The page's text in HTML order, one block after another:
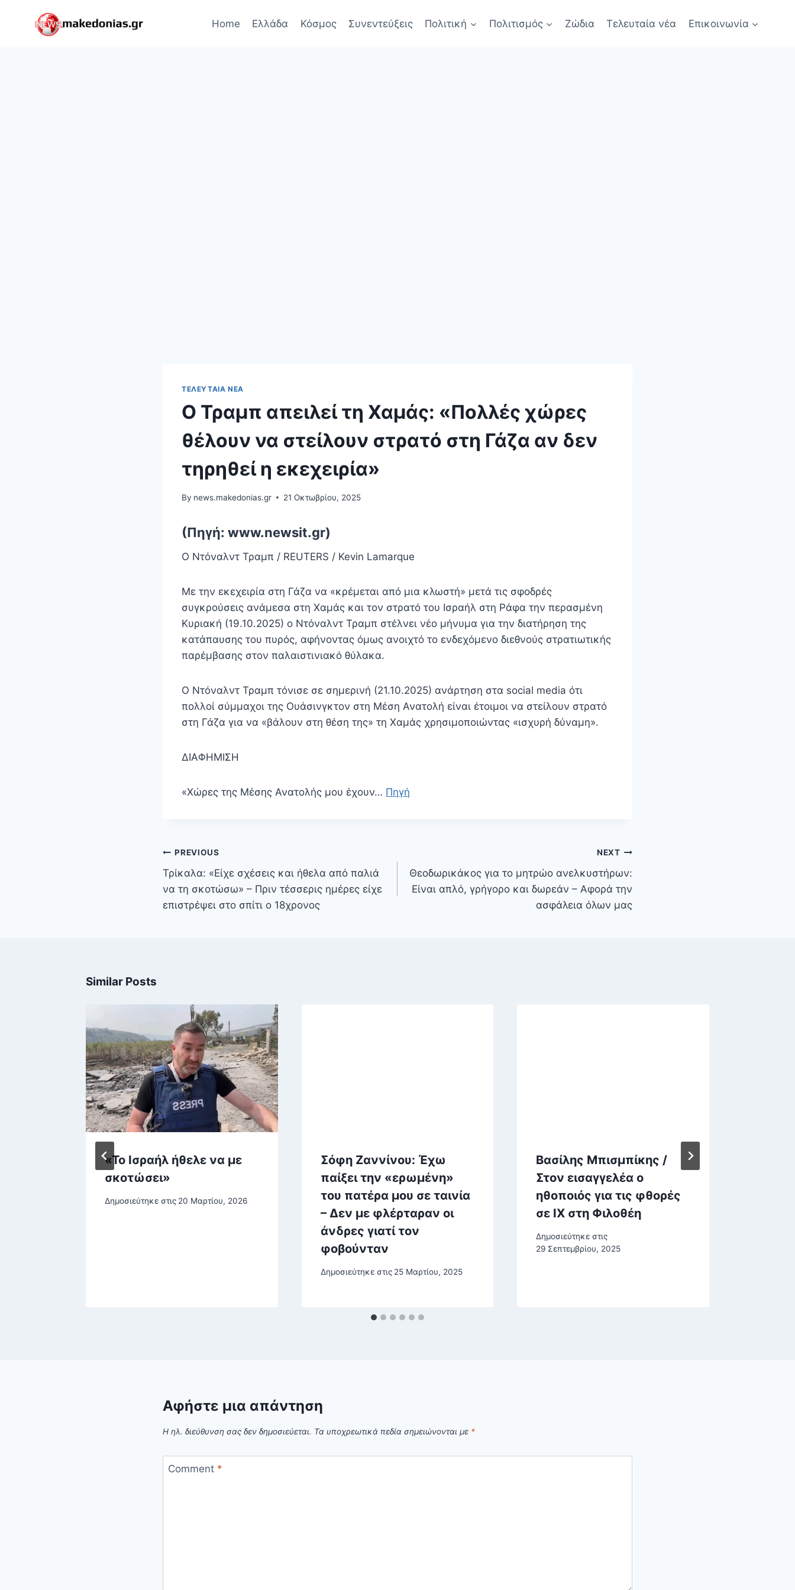
Home Ελλάδα Κόσμος Συνεντεύξεις Πολιτική Πολιτισμός Ζώδια Τελευταία νέα Επικοινωνία
ΤΕΛΕΥΤΑΊΑ ΝΈΑ
Ο Τραμπ απειλεί τη Χαμάς: «Πολλές χώρες
θέλουν να στείλουν στρατό στη Γάζα αν δεν
τηρηθεί η εκεχειρία»
By news.makedonias.gr 21 Οκτωβρίου, 2025
(Πηγή: www.newsit.gr)
Ο Ντόναλντ Τραμπ / REUTERS / Kevin Lamarque
Με την εκεχειρία στη Γάζα να «κρέμεται από μια κλωστή» μετά τις σφοδρές
συγκρούσεις ανάμεσα στη Χαμάς και τον στρατό του Ισραήλ στη Ράφα την περασμένη
Κυριακή (19.10.2025) ο Ντόναλντ Τραμπ στέλνει νέο μήνυμα για την διατήρηση της
κατάπαυσης του πυρός, αφήνοντας όμως ανοιχτό το ενδεχόμενο διεθνούς στρατιωτικής
παρέμβασης στον παλαιστινιακό θύλακα.
Ο Ντόναλντ Τραμπ τόνισε σε σημερινή (21.10.2025) ανάρτηση στα social media ότι
πολλοί σύμμαχοι της Ουάσινγκτον στη Μέση Ανατολή είναι έτοιμοι να στείλουν στρατό
στη Γάζα για να «βάλουν στη θέση της» τη Χαμάς χρησιμοποιώντας «ισχυρή δύναμη».
ΔΙΑΦΗΜΙΣΗ
«Χώρες της Μέσης Ανατολής μου έχουν… Πηγή
Πλοήγηση
άρθρων
PREVIOUS
Τρίκαλα: «Είχε σχέσεις και ήθελα από παλιά
να τη σκοτώσω» – Πριν τέσσερις ημέρες είχε
επιστρέψει στο σπίτι ο 18χρονος
NEXT
Θεοδωρικάκος για το μητρώο ανελκυστήρων:
Είναι απλό, γρήγορο και δωρεάν – Αφορά την
ασφάλεια όλων μας
Similar Posts
«Το Ισραήλ ήθελε να με
σκοτώσει»
Δημοσιεύτηκε στις 20 Μαρτίου, 2026
Σόφη Ζαννίνου: Έχω
παίξει την «ερωμένη»
του πατέρα μου σε ταινία
– Δεν με φλέρταραν οι
άνδρες γιατί τον
φοβούνταν
Δημοσιεύτηκε στις 25 Μαρτίου, 2025
Βασίλης Μπισμπίκης /
Στον εισαγγελέα ο
ηθοποιός για τις φθορές
σε ΙΧ στη Φιλοθέη
Δημοσιεύτηκε στις
29 Σεπτεμβρίου, 2025
Αφήστε μια απάντηση
Η ηλ. διεύθυνση σας δεν δημοσιεύεται. Τα υποχρεωτικά πεδία σημειώνονται με *
Comment *